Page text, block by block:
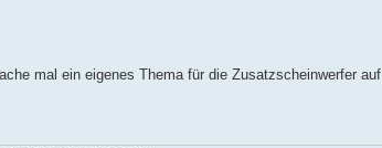
mal ein eigenes Thema für die Zusatzscheinwerfer auf